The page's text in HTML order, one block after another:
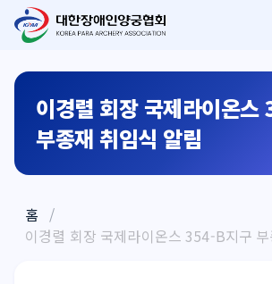
이경렬 회장 국제라이온
부종재 취임식 알림
홈 /
이경렬 회장 국제라이온스 354-B지구